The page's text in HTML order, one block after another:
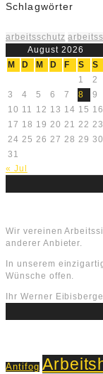
Schlagwörter
arbeitsschutz
August 2026
M
D M D F S
S
1
2
3
4 5 6 7 8
9
10 11 12 13 14 15 16
17 18 19 20 21 22 23
24 25 26 27 28 29 30
31
« Jul
Wir vereinen
anderer Anbieter.
In unserem
Wünsche offen.
Ihr Werner
Antifog